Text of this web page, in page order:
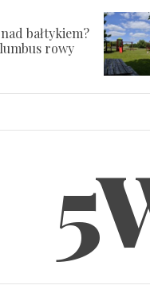
bałtykiem?
rowy